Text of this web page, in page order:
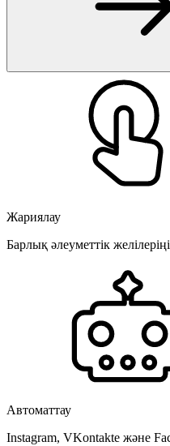
Жариялау
Барлық әлеуметтік
Автоматтау
Instagram, VKontakte және